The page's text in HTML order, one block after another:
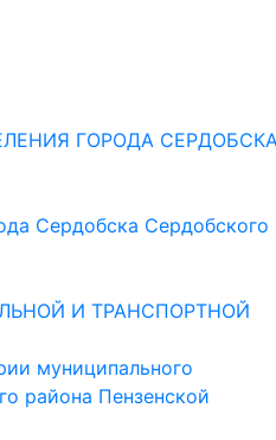
ГОРОДА
Сердобска Сердобского
И ТРАНСПОРТНОЙ
муниципального
района Пензенской